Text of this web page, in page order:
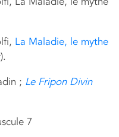
La Maladie, le mythe
; Le Fripon Divin
7